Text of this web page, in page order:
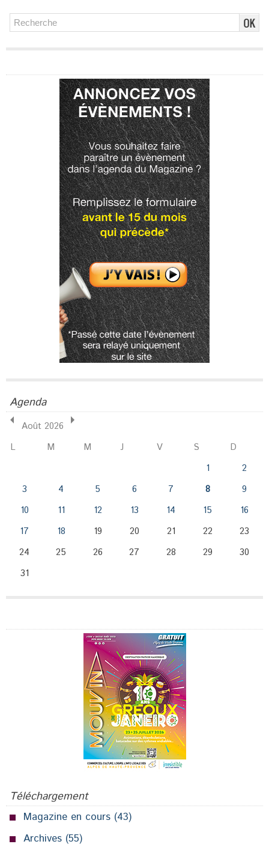
Agenda
Août 2026
L
M M J V S
D
1
2
3
4 5 6 7 8
9
10
11 12 13 14 15
16
17
18 19 20 21 22
23
24
25 26 27 28 29
30
31
Téléchargement
Magazine en cours (43)
Archives (55)